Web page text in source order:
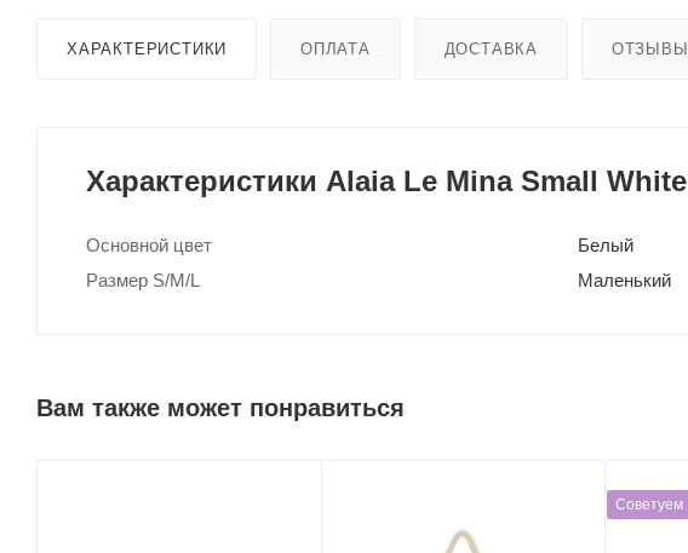
ХАРАКТЕРИСТИКИ ОПЛАТА ДОСТАВКА ОТЗЫВЫ
Характеристики Alaia Le Mina Small White
Основной цвет
Белый
Размер S/M/L
Маленький
Вам также может понравиться
Советуем